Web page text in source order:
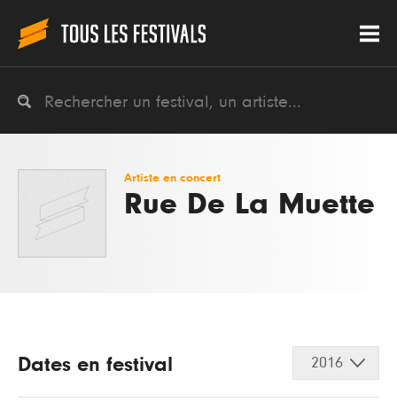
Artiste en concert
Rue De La Muette
Dates en festival 2016